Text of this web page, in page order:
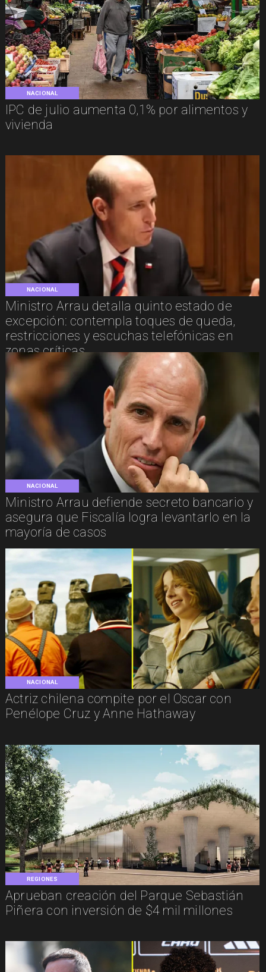
NACIONAL
IPC de julio aumenta 0,1% por alimentos y
vivienda
NACIONAL
Ministro Arrau detalla quinto estado de
excepción: contempla toques de queda,
restricciones y escuchas telefónicas en
zonas críticas
NACIONAL
Ministro Arrau defiende secreto bancario y
asegura que Fiscalía logra levantarlo en la
mayoría de casos
NACIONAL
Actriz chilena compite por el Oscar con
Penélope Cruz y Anne Hathaway
REGIONES
Aprueban creación del Parque Sebastián
Piñera con inversión de $4 mil millones